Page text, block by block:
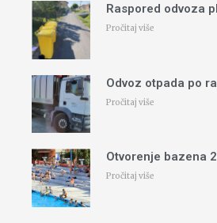
Raspored odvoza
Pročitaj više
Odvoz otpada po
Pročitaj više
Otvorenje bazena
Pročitaj više